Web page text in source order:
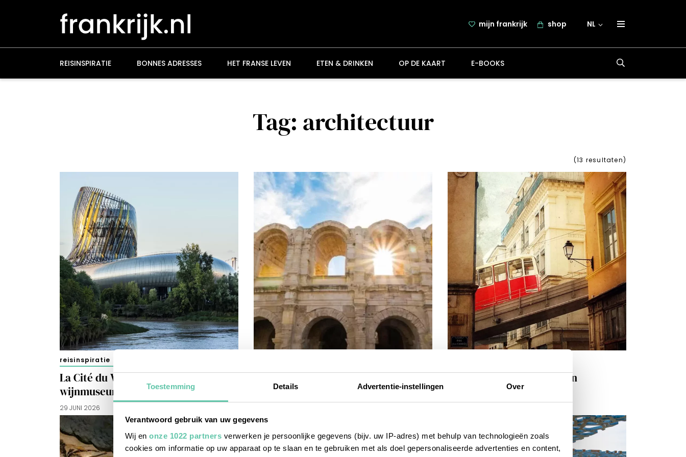
Toestemming Details Advertentie-instellingen Over
Verantwoord gebruik van uw gegevens
Wij en onze 1022 partners verwerken je persoonlijke gegevens (bijv. uw IP-adres) met behulp van technologieën zoals
cookies om informatie op uw apparaat op te slaan en te gebruiken met als doel gepersonaliseerde advertenties en content,
mijn frankrijk shop NL
over frankrijk.nl
REISINSPIRATIE BONNES ADRESSES HET FRANSE LEVEN ETEN & DRINKEN OP DE KAART E-BOOKS
Tag: architectuur
(13 resultaten)
reisinspiratie
La Cité du Vin in Bordeaux:
wijnmuseum, maar dan anders
29 JUNI 2026
Dit zijn alle 54 Unesco-locaties in
Frankrijk
De leukste wijken van Lyon